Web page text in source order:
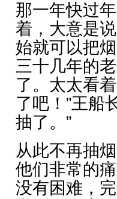
那一年快过
着，大意是
始就可以把
三十几年的
了。太太看
了吧！”王船
抽了。”
从此不再抽
他们非常的
没有困难，